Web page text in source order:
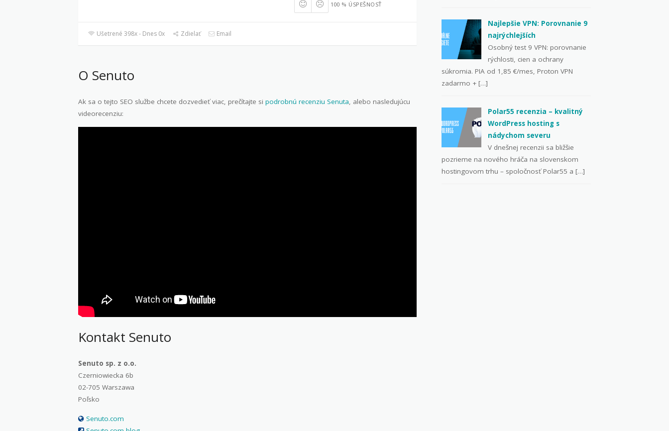
100 % ÚSPEŠNOSŤ
Ušetrené 398x - Dnes 0x Zdielať Email
O Senuto
Ak sa o tejto SEO službe chcete dozvedieť viac, prečítajte si podrobnú recenziu Senuta, alebo nasledujúcu
videorecenziu:
Kontakt Senuto
Senuto sp. z o.o.
Czerniowiecka 6b
02-705 Warszawa
Poľsko
Senuto.com
Najlepšie VPN: Porovnanie 9
najrýchlejších
Osobný test 9 VPN: porovnanie
rýchlosti, cien a ochrany
súkromia. PIA od 1,85 €/mes, Proton VPN
zadarmo + […]
Polar55 recenzia – kvalitný
WordPress hosting s
nádychom severu
V dnešnej recenzii sa bližšie
pozrieme na nového hráča na slovenskom
hostingovom trhu – spoločnosť Polar55 a […]